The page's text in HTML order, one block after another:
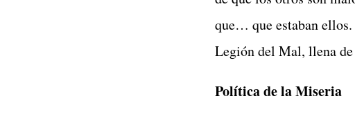
que… que estaban ellos.
Legión del Mal, llena
Política de la Miseria